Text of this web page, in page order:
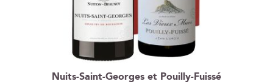
Nuits-Saint-Georges et Pouilly-Fuissé